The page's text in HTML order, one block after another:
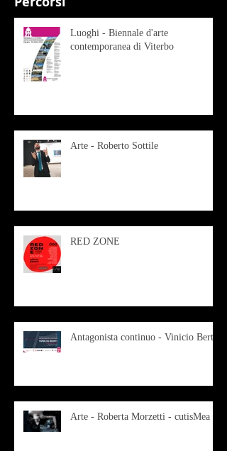
Luoghi - Biennale d'arte
contemporanea di Viterbo
Arte - Roberto Sottile
RED ZONE
Antagonista continuo - Vinicio Berti
Arte - Roberta Morzetti - cutisMea